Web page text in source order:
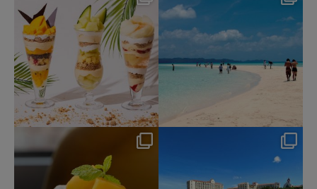
Aug 4
159 1
nikko_hotels
166 1